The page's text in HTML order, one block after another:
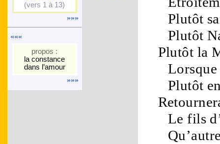
(vers 1 à 13)
»»»
«««
propos :
la constance
dans l’amour
»»»
Plutôt
Plutôt
Plutôt la
Plutôt
Le fils